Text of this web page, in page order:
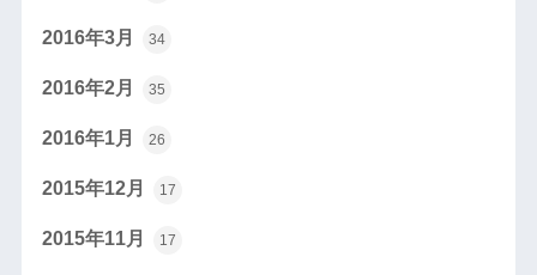
2016年3月 34
2016年2月 35
2016年1月 26
2015年12月 17
2015年11月 17